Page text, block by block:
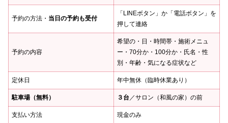
予約の方法・ 当日の予約も受付
「LINEボタン」か「電話ボタン」を
押して連絡
予約の内容
希望の・日・時間帯・施術メニュ
ー・70分か・100分か・氏名・性
別・年齢・気になる症状など
定休日 年中無休（臨時休業あり）
駐車場（無料） ３台 ／サロン（和風の家）の前
支払い方法 現金のみ